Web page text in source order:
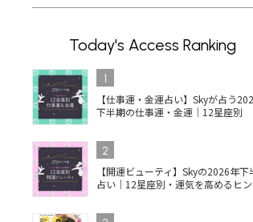
Today's Access Ranking
1
【仕事運・金運占い】Skyが占う
下半期の仕事運・金運｜12星座別
2
【開運ビューティ】Skyの2026年下
占い｜12星座別・運気を高めるヒン